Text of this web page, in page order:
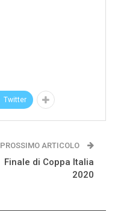
Twitter
PROSSIMO ARTICOLO
Finale di Coppa Italia
2020